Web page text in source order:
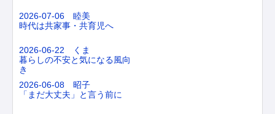
2026-07-06 睦美
時代は共家事・共育児へ
2026-06-22 くま
暮らしの不安と気になる風向
き
2026-06-08 昭子
「まだ大丈夫」と言う前に